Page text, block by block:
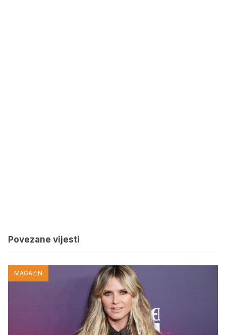
Povezane vijesti
MAGAZIN